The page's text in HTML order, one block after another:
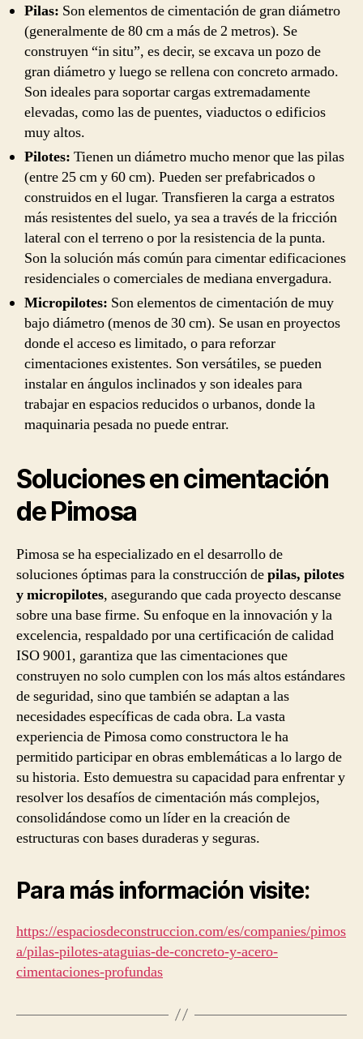
Pilas: Son elementos de cimentación de gran diámetro
(generalmente de 80 cm a más de 2 metros). Se
construyen “in situ”, es decir, se excava un pozo de
gran diámetro y luego se rellena con concreto armado.
Son ideales para soportar cargas extremadamente
elevadas, como las de puentes, viaductos o edificios
muy altos.
Pilotes: Tienen un diámetro mucho menor que las pilas
(entre 25 cm y 60 cm). Pueden ser prefabricados o
construidos en el lugar. Transfieren la carga a estratos
más resistentes del suelo, ya sea a través de la fricción
lateral con el terreno o por la resistencia de la punta.
Son la solución más común para cimentar edificaciones
residenciales o comerciales de mediana envergadura.
Micropilotes: Son elementos de cimentación de muy
bajo diámetro (menos de 30 cm). Se usan en proyectos
donde el acceso es limitado, o para reforzar
cimentaciones existentes. Son versátiles, se pueden
instalar en ángulos inclinados y son ideales para
trabajar en espacios reducidos o urbanos, donde la
maquinaria pesada no puede entrar.
Soluciones en cimentación
de Pimosa
Pimosa se ha especializado en el desarrollo de
soluciones óptimas para la construcción depilas, pilotes
y micropilotes, asegurando que cada proyecto descanse
sobre una base firme. Su enfoque en la innovación y la
excelencia, respaldado por una certificación de calidad
ISO 9001, garantiza que las cimentaciones que
construyen no solo cumplen con los más altos estándares
de seguridad, sino que también se adaptan a las
necesidades específicas de cada obra. La vasta
experiencia de Pimosa como constructora le ha
permitido participar en obras emblemáticas a lo largo de
su historia. Esto demuestra su capacidad para enfrentar y
resolver los desafíos de cimentación más complejos,
consolidándose como un líder en la creación de
estructuras con bases duraderas y seguras.
Para más información visite:
https://espaciosdeconstruccion.com/es/companies/pimos
a/pilas-pilotes-ataguias-de-concreto-y-acero-
cimentaciones-profundas